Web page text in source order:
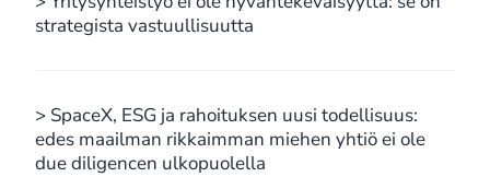
strategista vastuullisuutta
> SpaceX, ESG ja rahoituksen uusi todellisuus:
edes maailman rikkaimman miehen yhtiö ei ole
due diligencen ulkopuolella